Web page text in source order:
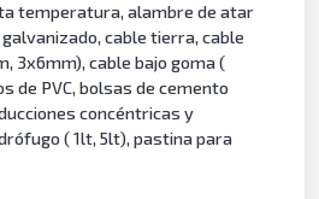
temperatura, alambre de atar
cable tierra, cable
3x6mm), cable bajo goma (
de PVC, bolsas de cemento
concéntricas y
( 1lt, 5lt), pastina para